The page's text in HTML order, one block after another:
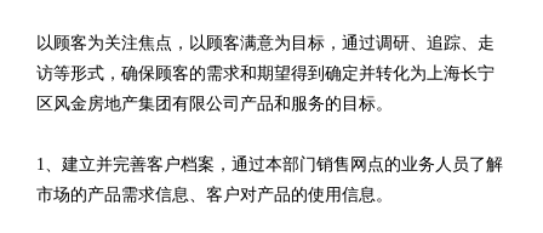
以顾客为关注焦点，以顾客满意为目标，通过调研、追踪、走
访等形式，确保顾客的需求和期望得到确定并转化为上海长宁
区风金房地产集团有限公司产品和服务的目标。
1、建立并完善客户档案，通过本部门销售网点的业务人员了解
市场的产品需求信息、客户对产品的使用信息。